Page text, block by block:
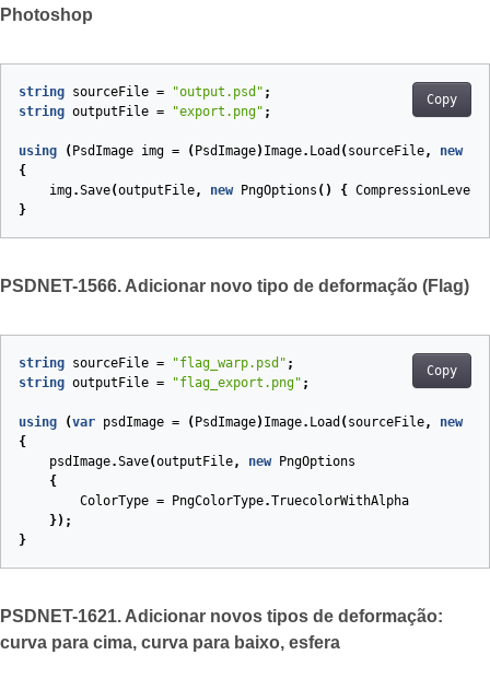
Photoshop
Copy
string sourceFile = "output.psd" ;
string outputFile = "export.png" ;
using ( PsdImage img = ( PsdImage) Image. Load ( sourceFile, new
{
img.Save(outputFile, new PngOptions () { CompressionLevel
}
PSDNET-1566. Adicionar novo tipo de deformação (Flag)
Copy
string sourceFile = "flag_warp.psd" ;
string outputFile = "flag_export.png" ;
using (var psdImage = ( PsdImage) Image. Load ( sourceFile, new
{
psdImage.Save(outputFile, new
PngOptions
{
ColorType = PngColorType.TruecolorWithAlpha
});
}
PSDNET-1621. Adicionar novos tipos de deformação:
curva para cima, curva para baixo, esfera